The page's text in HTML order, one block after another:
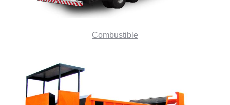
Combustible